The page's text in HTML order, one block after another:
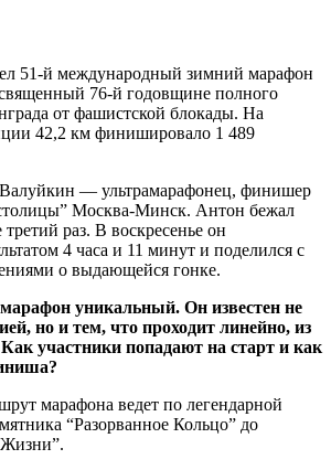
51-й международный зимний марафон
76-й годовщине полного
от фашистской блокады. На
42,2 км финишировало 1 489
— ультрамарафонец, финишер
Москва-Минск. Антон бежал
раз. В воскресенье он
4 часа и 11 минут и поделился с
о выдающейся гонке.
уникальный. Он известен не
но и тем, что проходит линейно, из
участники попадают на старт и как
марафона ведет по легендарной
“Разорванное Кольцо” до